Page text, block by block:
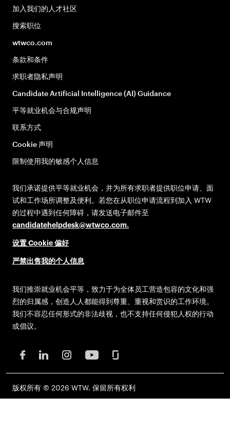
加入我们的人才社区
搜索职位
wtwco.com
条款和条件
求职者隐私声明
Candidate Artificial Intelligence (AI) Guidance
平等就业机会与合规声明
联系方式
Cookie 声明
限制使用我的敏感个人信息
我们承诺提供平等就业机会，并为所有求职者提供职位申请、面
试和工作场所调整及便利。若您在从职位申请流程到加入 WTW
的过程中遇到任何障碍，请发送电子邮件至
candidatehelpdesk@wtwco.com.
设置 Cookie 偏好
严禁出售我的个人信息
我们推崇就业机会平等，致力于为全体员工营造包容的文化和强
烈的归属感，创造人人都能得到尊重、重视和赏识的工作环境。
我们不容忍任何形式的非法歧视，也不支持任何侵犯人权的行动
或倡议。
版权所有 © 2026 WTW. 保留所有权利